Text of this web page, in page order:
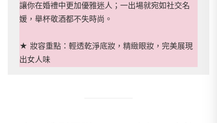
讓你在婚禮中更加優雅迷人；一出場就宛如社交名
媛，舉杯敬酒都不失時尚。
★ 妝容重點：輕透乾淨底妝，精緻眼妝，完美展現
出女人味